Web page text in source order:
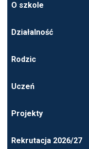
O szkole
Działalność
Rodzic
Uczeń
Projekty
Rekrutacja 2026/27